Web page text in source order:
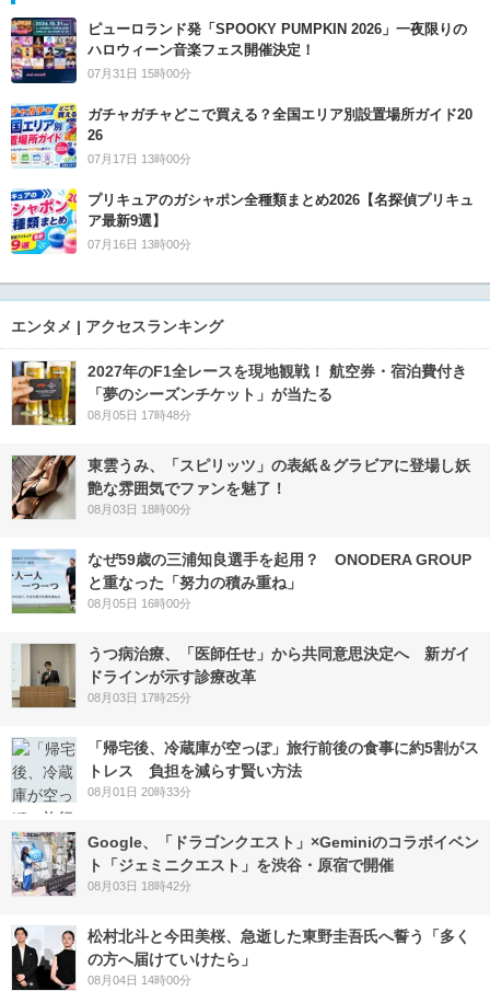
ピューロランド発「SPOOKY PUMPKIN 2026」一夜限りの
ハロウィーン音楽フェス開催決定！
07月31日 15時00分
ガチャガチャどこで買える？全国エリア別設置場所ガイド20
26
07月17日 13時00分
プリキュアのガシャポン全種類まとめ2026【名探偵プリキュ
ア最新9選】
07月16日 13時00分
エンタメ | アクセスランキング
2027年のF1全レースを現地観戦！ 航空券・宿泊費付き
「夢のシーズンチケット」が当たる
08月05日 17時48分
東雲うみ、「スピリッツ」の表紙＆グラビアに登場し妖
艶な雰囲気でファンを魅了！
08月03日 18時00分
なぜ59歳の三浦知良選手を起用？ ONODERA GROUP
と重なった「努力の積み重ね」
08月05日 16時00分
うつ病治療、「医師任せ」から共同意思決定へ 新ガイ
ドラインが示す診療改革
08月03日 17時25分
「帰宅後、冷蔵庫が空っぽ」旅行前後の食事に約5割がス
トレス 負担を減らす賢い方法
08月01日 20時33分
Google、「ドラゴンクエスト」×Geminiのコラボイベン
ト「ジェミニクエスト」を渋谷・原宿で開催
08月03日 18時42分
松村北斗と今田美桜、急逝した東野圭吾氏へ誓う「多く
の方へ届けていけたら」
08月04日 14時00分